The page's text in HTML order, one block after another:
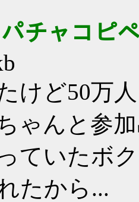
チャコピ
けど50万
ゃんと参
ていたボ
たから...